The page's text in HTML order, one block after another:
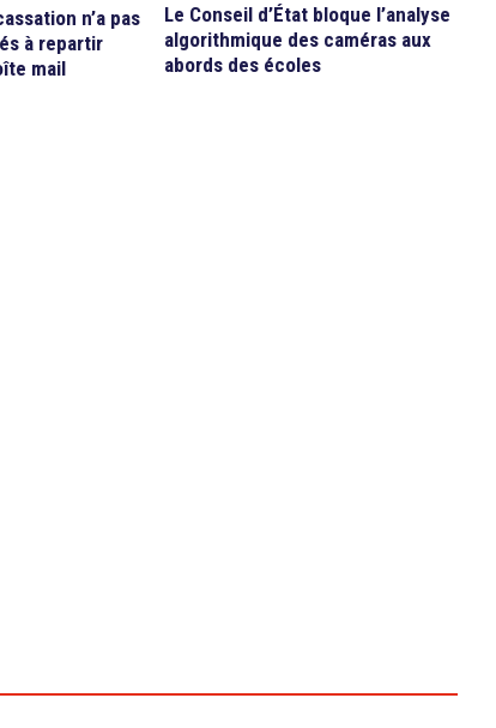
n’a pas
à repartir
mail
Le Conseil d’État bloque l’analyse
algorithmique des caméras aux
abords des écoles